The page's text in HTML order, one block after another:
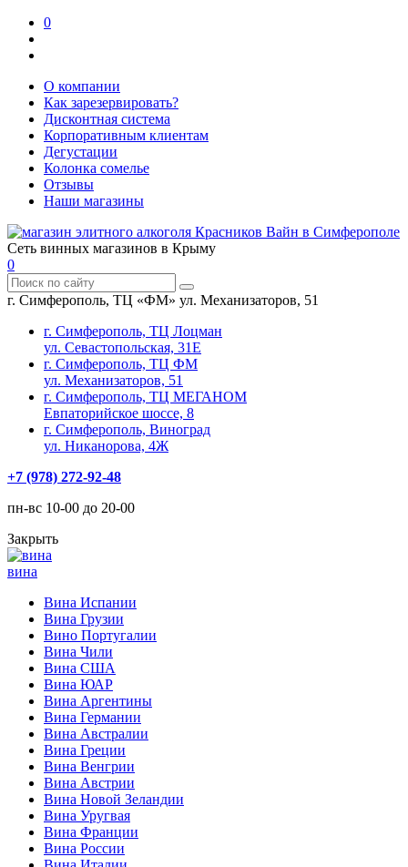
0
О компании
Как зарезервировать?
Дисконтная система
Корпоративным клиентам
Дегустации
Колонка сомелье
Отзывы
Наши магазины
Сеть винных магазинов в Крыму
0
г. Симферополь, ТЦ «ФМ» ул. Механизаторов, 51
г. Симферополь, ТЦ Лоцман
ул. Севастопольская, 31Е
г. Симферополь, ТЦ ФМ
ул. Механизаторов, 51
г. Симферополь, ТЦ МЕГАНОМ
Евпаторийское шоссе, 8
г. Симферополь, Виноград
ул. Никанорова, 4Ж
+7 (978) 272-92-48
пн-вс 10-00 до 20-00
Закрыть
вина
Вина Испании
Вина Грузии
Вино Португалии
Вина Чили
Вина США
Вина ЮАР
Вина Аргентины
Вина Германии
Вина Австралии
Вина Греции
Вина Венгрии
Вина Австрии
Вина Новой Зеландии
Вина Уругвая
Вина Франции
Вина России